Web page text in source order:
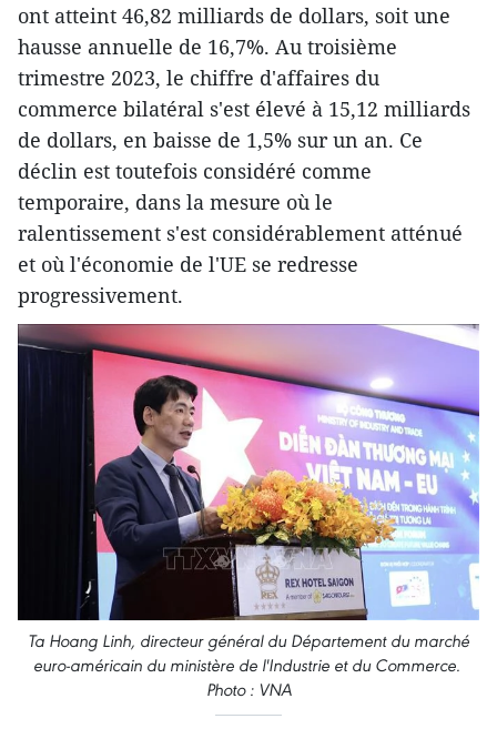
ont atteint 46,82 milliards de dollars, soit une
hausse annuelle de 16,7%. Au troisième
trimestre 2023, le chiffre d'affaires du
commerce bilatéral s'est élevé à 15,12 milliards
de dollars, en baisse de 1,5% sur un an. Ce
déclin est toutefois considéré comme
temporaire, dans la mesure où le
ralentissement s'est considérablement atténué
et où l'économie de l'UE se redresse
progressivement.
Ta Hoang Linh, directeur général du Département du marché
euro-américain du ministère de l'Industrie et du Commerce.
Photo : VNA